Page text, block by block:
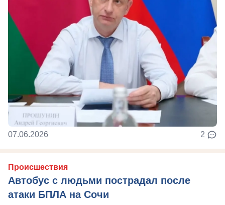
07.06.2026 2
Происшествия
Автобус с людьми пострадал после
атаки БПЛА на Сочи